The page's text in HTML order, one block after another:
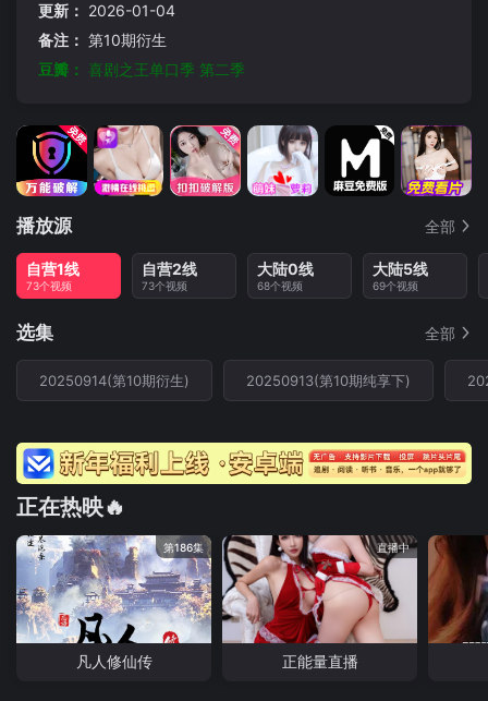
更新： 2026-01-04
备注： 第10期衍生
豆瓣： 喜剧之王单口季 第二季
播放源 全部
自营1线
73个视频
自营2线
73个视频
大陆0线
68个视频
大陆5线
69个视频
选集 全部
20250914(第10期衍生) 20250913(第10期纯享下)
正在热映🔥
第186集
凡人修仙传
直播中
正能量直播